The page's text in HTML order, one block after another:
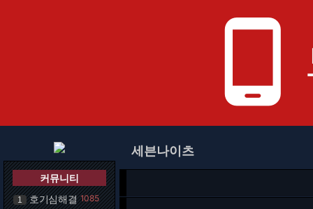
phone_android
커뮤니티
1 호기심해결 1085
세븐나이츠